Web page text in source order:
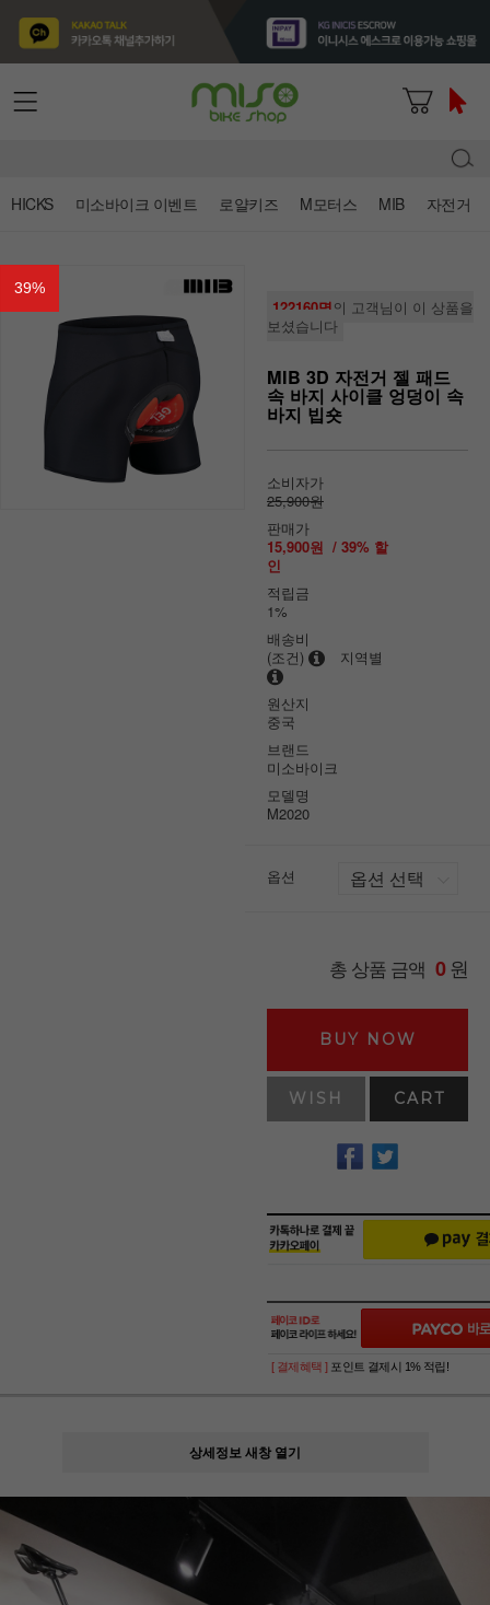
HICKS 미소바이크 이벤트 로얄키즈 M모터스 MIB 자전거
39%
122160명의 고객님이 이 상품을
보셨습니다
MIB 3D 자전거 젤 패드
속 바지 사이클 엉덩이 속
바지 빕숏
소비자가
25,900원
판매가
15,900원 / 39% 할
인
적립금
1%
배송비
(조건)
지역별
원산지
중국
브랜드
미소바이크
모델명
M2020
옵션
총 상품 금액 0원
BUY NOW
WISH CART
[ 결제혜택 ] 포인트 결제시 1% 적립!
상세정보 새창 열기